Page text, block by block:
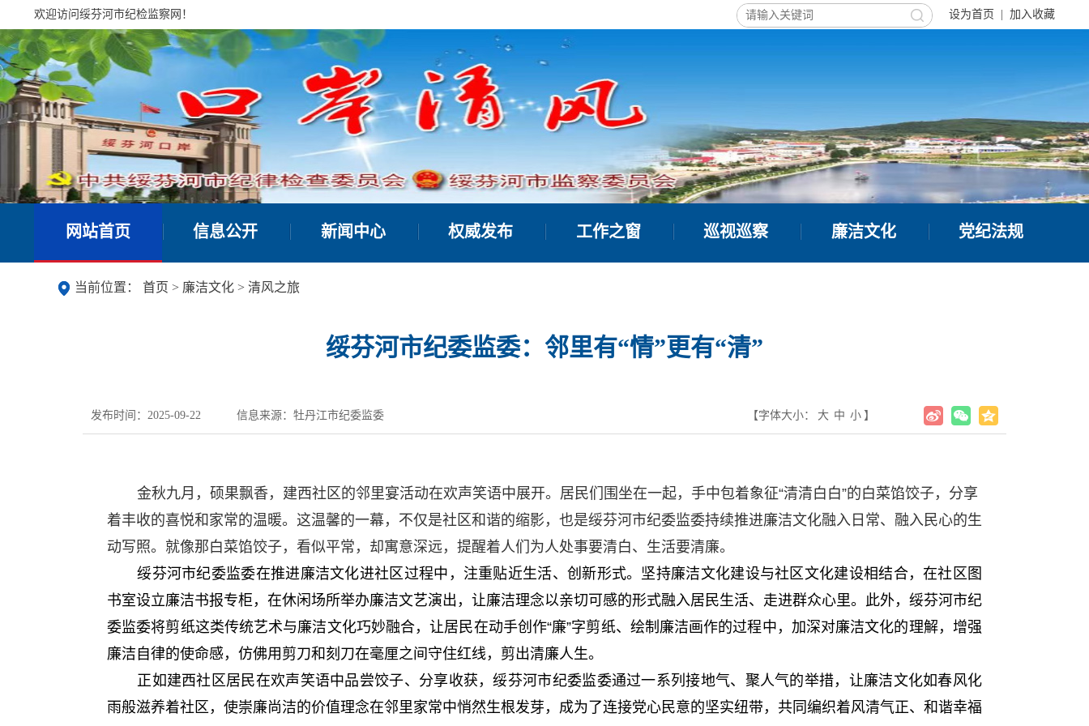
欢迎访问绥芬河市纪检监察网！ 设为首页 加入收藏
网站首页 信息公开 新闻中心 权威发布 工作之窗 巡视巡察 廉洁文化 党纪法规
当前位置： 首页 > 廉洁文化 > 清风之旅
绥芬河市纪委监委：邻里有“情”更有“清”
发布时间：2025-09-22 信息来源：牡丹江市纪委监委 【字体大小： 大 中 小 】
金秋九月，硕果飘香，建西社区的邻里宴活动在欢声笑语中展开。居民们围坐在一起，手中包着象征“清清白白”的白菜馅饺子，分享
着丰收的喜悦和家常的温暖。这温馨的一幕，不仅是社区和谐的缩影，也是绥芬河市纪委监委持续推进廉洁文化融入日常、融入民心的生
动写照。就像那白菜馅饺子，看似平常，却寓意深远，提醒着人们为人处事要清白、生活要清廉。
绥芬河市纪委监委在推进廉洁文化进社区过程中，注重贴近生活、创新形式。坚持廉洁文化建设与社区文化建设相结合，在社区图
书室设立廉洁书报专柜，在休闲场所举办廉洁文艺演出，让廉洁理念以亲切可感的形式融入居民生活、走进群众心里。此外，绥芬河市纪
委监委将剪纸这类传统艺术与廉洁文化巧妙融合，让居民在动手创作“廉”字剪纸、绘制廉洁画作的过程中，加深对廉洁文化的理解，增强
廉洁自律的使命感，仿佛用剪刀和刻刀在毫厘之间守住红线，剪出清廉人生。
正如建西社区居民在欢声笑语中品尝饺子、分享收获，绥芬河市纪委监委通过一系列接地气、聚人气的举措，让廉洁文化如春风化
雨般滋养着社区，使崇廉尚洁的价值理念在邻里家常中悄然生根发芽，成为了连接党心民意的坚实纽带，共同编织着风清气正、和谐幸福